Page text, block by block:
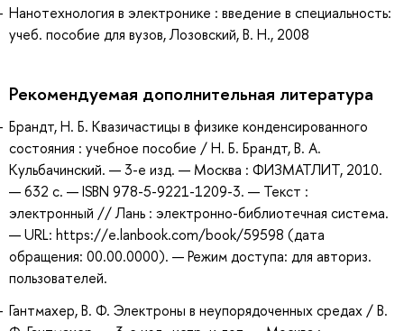
Нанотехнология в электронике : введение в специальность:
учеб. пособие для вузов, Лозовский, В. Н., 2008
Рекомендуемая дополнительная литература
Брандт, Н. Б. Квазичастицы в физике конденсированного
состояния : учебное пособие / Н. Б. Брандт, В. А.
Кульбачинский. — 3-е изд. — Москва : ФИЗМАТЛИТ, 2010.
— 632 с. — ISBN 978-5-9221-1209-3. — Текст :
электронный // Лань : электронно-библиотечная система.
— URL: https://e.lanbook.com/book/59598 (дата
обращения: 00.00.0000). — Режим доступа: для авториз.
пользователей.
Гантмахер, В. Ф. Электроны в неупорядоченных средах / В.